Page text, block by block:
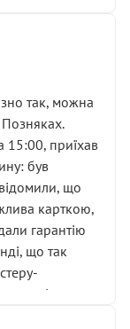
на техніці,
максимум —
елементарних
міняв у
хороше
гайок під
гайки, які
( надіюсь
вже не
її цей сервіс
так, можна
15:00, приїхав
був
що
карткою,
гарантію
що так
суті.